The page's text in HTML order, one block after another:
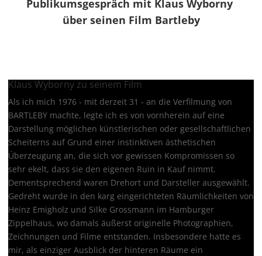
Publikumsgespräch mit Klaus Wyborny
über seinen Film Bartleby
Klaus Wyborny zu seinem Film
Als ich mich 1976 ‐ mit derzeit 31 ‐ an die Verfilmung von
BARTLEBY machte, legte ich es von vornherein auf eine
Darstellung möglichen künstlerischen oder gesellschaftlichen
Scheiterns auf Grund einer instinktiven ästhetischen
Überzeugung an, die sich vor gewissen Kompromissen so
sehr ekelt, dass sie den eigenen Ruin in Kauf nimmt.
Dementsprechend waren Drehort und Darsteller ausgewählt.
Gedreht wurde in den karg eingerichteten Räumlichkeiten von
Heinz Emigholz und Silke Grossmann im Hamburger
Zippelhaus, wo damals äußerst originelle Photographien,
Zeichnungen und Filme entstanden. Insbesondere hatte es
mir, als einziger Ausblick der hinteren Räume ein